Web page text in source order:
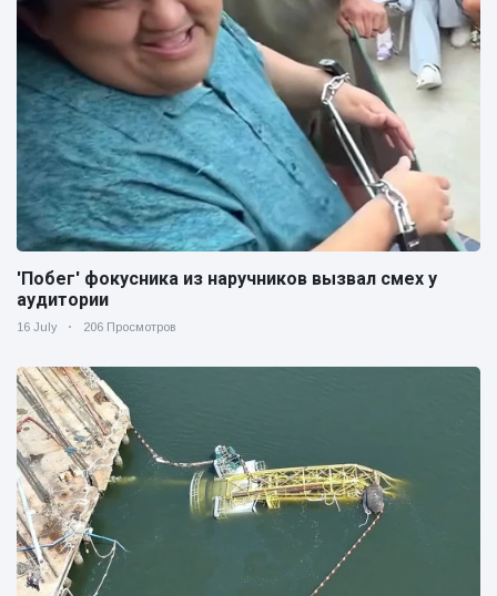
'Побег' фокусника из наручников вызвал смех у
аудитории
16 July 206 Просмотров